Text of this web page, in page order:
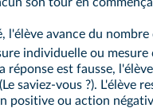
l'élève avance du
individuelle ou
réponse est fausse,
(Le saviez‑vous ?). L'élève
positive ou action